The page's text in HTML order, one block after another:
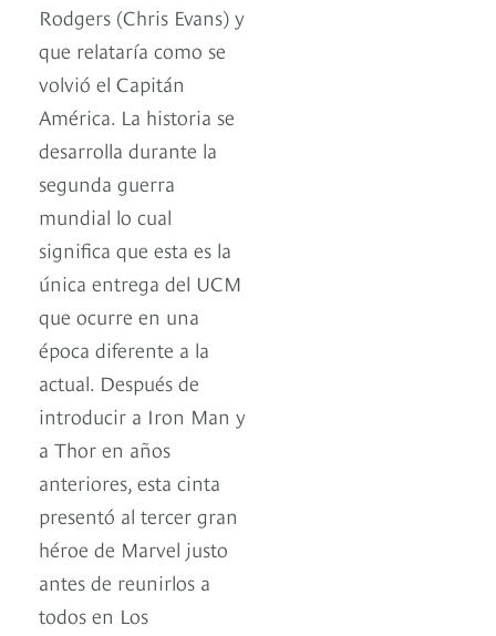
Rodgers (Chris Evans) y
que relataría como se
volvió el Capitán
América. La historia se
desarrolla durante la
segunda guerra
mundial lo cual
significa que esta es la
única entrega del UCM
que ocurre en una
época diferente a la
actual. Después de
introducir a Iron Man y
a Thor en años
anteriores, esta cinta
presentó al tercer gran
héroe de Marvel justo
antes de reunirlos a
todos en Los